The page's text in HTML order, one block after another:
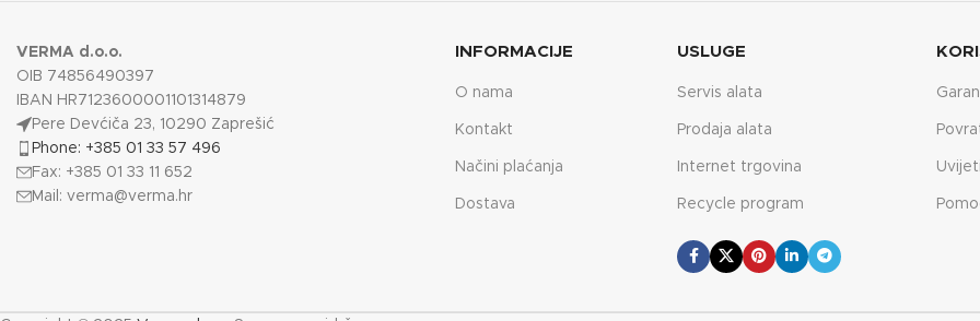
VERMA d.o.o.
OIB 74856490397
IBAN HR7123600001101314879
Pere Devćiča 23, 10290 Zaprešić
Phone: +385 01 33 57 496
Fax: +385 01 33 11 652
Mail: verma@verma.hr
INFORMACIJE
O nama
Kontakt
Načini plaćanja
Dostava
USLUGE
Servis alata
Prodaja alata
Internet trgovina
Recycle program